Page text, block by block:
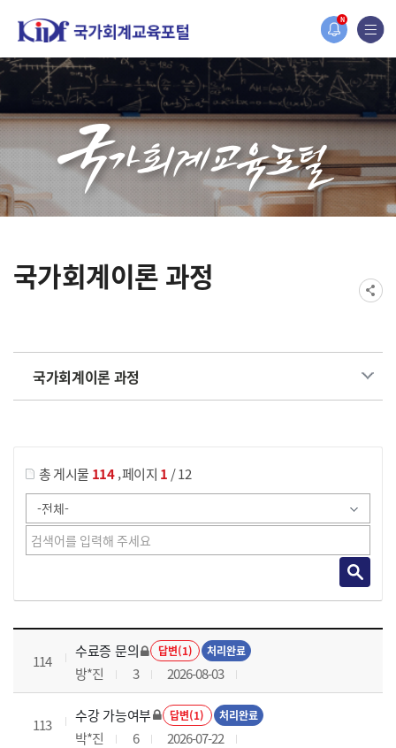
N
홈페이지가 새롭게 개편되었습니다.
한국조세재정연구원홈페이지가 새롭게 개설되었습니다.
국가회계이론 과정
국가회계이론 과정
총 게시물 114,페이지 1 / 12
국가회계이론 과정 목록 으로 번호, 제목, 작성자, 조회수, 등록 일로 나열 되고 있습니다.
114
수료증 문의 답변(1) 처리완료
방*진 3 2026-08-03
113
수강 가능여부 답변(1) 처리완료
박*진 6 2026-07-22